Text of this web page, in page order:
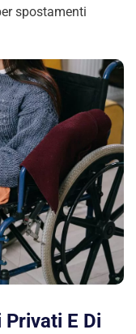
spostamenti
E Di